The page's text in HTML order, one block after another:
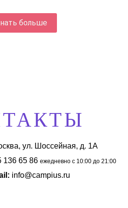
больше
ул. Шоссейная, д. 1А
136 65 86 ежедневно с 10:00 до 21:00
info@campius.ru